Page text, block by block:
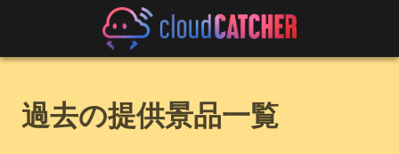
過去の提供景品一覧